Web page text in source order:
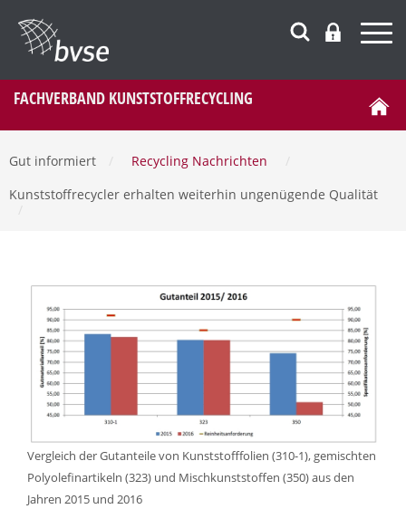
FACHVERBAND KUNSTSTOFFRECYCLING
Gut informiert Recycling Nachrichten
Kunststoffrecycler erhalten weiterhin ungenügende Qualität
Vergleich der Gutanteile von Kunststofffolien (310-1), gemischten
Polyolefinartikeln (323) und Mischkunststoffen (350) aus den
Jahren 2015 und 2016